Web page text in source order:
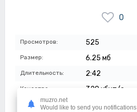
0
Просмотров: 525
Размер: 6.25 мб
Длительность: 2:42
Качество: 320 кбит/с
Дата: 03-08-2023
muzro.net
Would like to send you notifications